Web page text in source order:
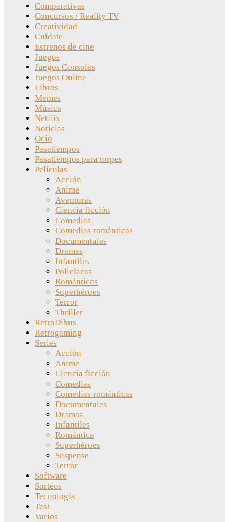
Comparativas
Concursos / Reality TV
Creatividad
Cuídate
Estrenos de cine
Juegos
Juegos Consolas
Juegos Online
Libros
Memes
Música
Netflix
Noticias
Ocio
Pasatiempos
Pasatiempos para torpes
Películas
Acción
Anime
Aventuras
Ciencia ficción
Comedias
Comedias románticas
Documentales
Dramas
Infantiles
Policíacas
Románticas
Superhéroes
Terror
Thriller
RetroDibus
Retrogaming
Series
Acción
Anime
Ciencia ficción
Comedias
Comedias románticas
Documentales
Dramas
Infantiles
Romántica
Superhéroes
Suspense
Terror
Software
Sorteos
Tecnología
Test
Varios